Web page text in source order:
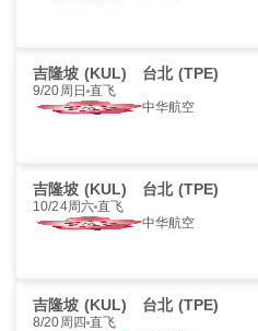
吉隆坡 (KUL) 台北 (TPE)
9/20周日 直飞
中华航空
吉隆坡 (KUL) 台北 (TPE)
10/24周六 直飞
中华航空
吉隆坡 (KUL) 台北 (TPE)
8/20周四 直飞